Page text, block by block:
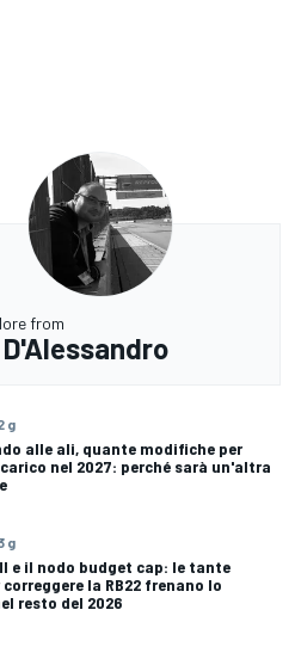
from
g
alle ali, quante modifiche per
nel 2027: perché sarà un'altra
g
e il nodo budget cap: le tante
la RB22 frenano lo
resto del 2026